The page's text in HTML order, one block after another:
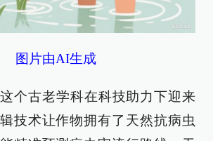
图片由AI生成
个古老学科在科技助力下迎来
技术让作物拥有了天然抗病虫